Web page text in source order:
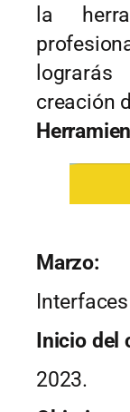
la
creación
Marzo:
Inicio del
2023.